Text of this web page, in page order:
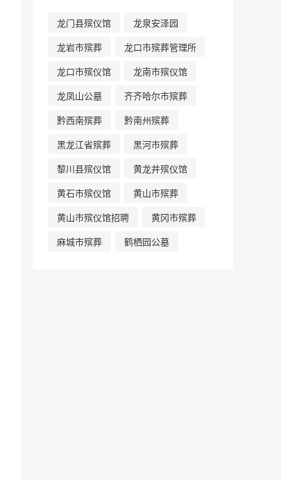
龙门县殡仪馆
龙泉安泽园
龙岩市殡葬
龙口市殡葬管理所
龙口市殡仪馆
龙南市殡仪馆
龙凤山公墓
齐齐哈尔市殡葬
黔西南殡葬
黔南州殡葬
黑龙江省殡葬
黑河市殡葬
黎川县殡仪馆
黄龙井殡仪馆
黄石市殡仪馆
黄山市殡葬
黄山市殡仪馆招聘
黄冈市殡葬
麻城市殡葬
鹤栖园公墓